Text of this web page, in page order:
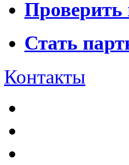
Проверить
Стать
Контакты